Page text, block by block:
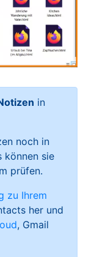
in
noch in
können sie
prüfen.
zu Ihrem
her und
, Gmail